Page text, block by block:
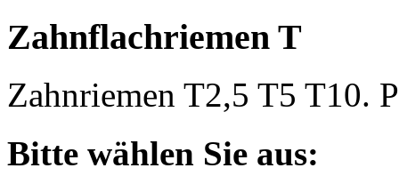
Zahnflachriemen T
Zahnriemen T2,5 T5 T10.
Bitte wählen Sie aus: